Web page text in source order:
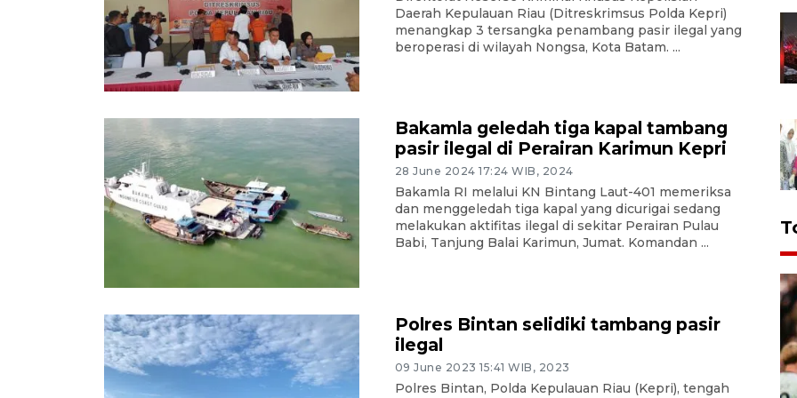
Daerah Kepulauan Riau (Ditreskrimsus Polda Kepri)
menangkap 3 tersangka penambang pasir ilegal yang
beroperasi di wilayah Nongsa, Kota Batam. ...
Bakamla geledah tiga kapal tambang
pasir ilegal di Perairan Karimun Kepri
28 June 2024 17:24 WIB, 2024
Bakamla RI melalui KN Bintang Laut-401 memeriksa
dan menggeledah tiga kapal yang dicurigai sedang
melakukan aktifitas ilegal di sekitar Perairan Pulau
Babi, Tanjung Balai Karimun, Jumat. Komandan ...
Polres Bintan selidiki tambang pasir
ilegal
09 June 2023 15:41 WIB, 2023
Polres Bintan, Polda Kepulauan Riau (Kepri), tengah